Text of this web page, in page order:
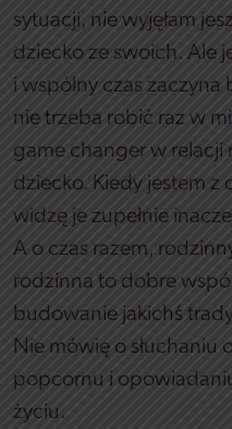
sytuacji, nie wyjęłam
dziecko ze swoich. Ale
i wspólny czas zaczyna
nie trzeba robić raz w
game changer w relacji
dziecko. Kiedy jestem z
widzę je zupełnie
A o czas razem,
rodzinna to dobre
budowanie jakichś
Nie mówię o słuchaniu
popcornu i
życiu.